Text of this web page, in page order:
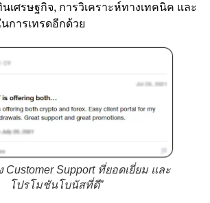
นเศรษฐกิจ, การวิเคราะห์ทางเทคนิค และ
การเทรดอีกด้วย
Customer Support ที่ยอดเยี่ยม และ
โปรโมชันโบนัสที่ดี”